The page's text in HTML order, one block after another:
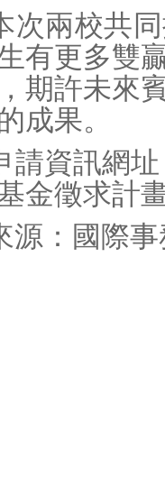
次兩校共
有更多雙
期許未來
成果。
請資訊網
金徵求計
源：國際